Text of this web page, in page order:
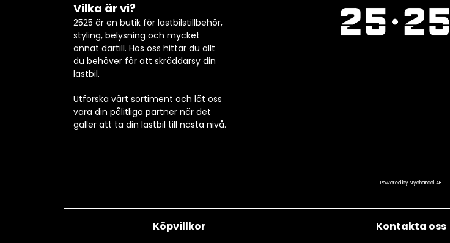
Vilka är vi?
2525 är en butik för lastbilstillbehör,
styling, belysning och mycket
annat därtill. Hos oss hittar du allt
du behöver för att skräddarsy din
lastbil.
Utforska vårt sortiment och låt oss
vara din pålitliga partner när det
gäller att ta din lastbil till nästa nivå.
Powered by Nyehandel AB
Köpvillkor Kontakta oss